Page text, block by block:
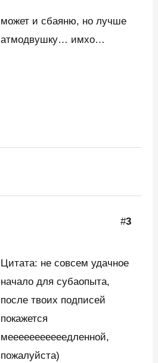
может и сбаяню, но лучше
атмодвушку… имхо…
#3
Цитата: не совсем удачное
начало для субаопыта,
после твоих подписей
покажется
мееееееееееедленной,
пожалуйста)